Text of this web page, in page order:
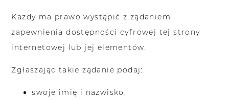
Każdy ma prawo wystąpić z żądaniem
zapewnienia dostępności cyfrowej tej strony
internetowej lub jej elementów.
Zgłaszając takie żądanie podaj:
swoje imię i nazwisko,